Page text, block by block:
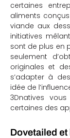
certaines
aliments
viande aux
initiatives
sont de plus en
seulement
originales et
s’adapter à
idée de
3Dnatives
certaines des
Dovetailed et